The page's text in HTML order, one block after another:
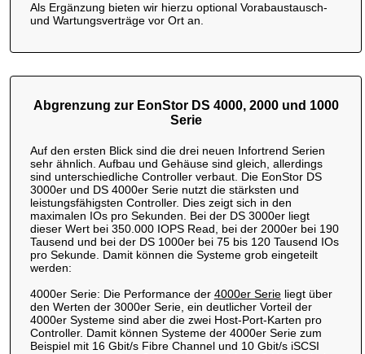
Als Ergänzung bieten wir hierzu optional Vorabaustausch-
und Wartungsverträge vor Ort an.
Abgrenzung zur EonStor DS 4000, 2000 und 1000
Serie
Auf den ersten Blick sind die drei neuen Infortrend Serien
sehr ähnlich. Aufbau und Gehäuse sind gleich, allerdings
sind unterschiedliche Controller verbaut. Die EonStor DS
3000er und DS 4000er Serie nutzt die stärksten und
leistungsfähigsten Controller. Dies zeigt sich in den
maximalen IOs pro Sekunden. Bei der DS 3000er liegt
dieser Wert bei 350.000 IOPS Read, bei der 2000er bei 190
Tausend und bei der DS 1000er bei 75 bis 120 Tausend IOs
pro Sekunde. Damit können die Systeme grob eingeteilt
werden:
4000er Serie: Die Performance der 4000er Serieliegt über
den Werten der 3000er Serie, ein deutlicher Vorteil der
4000er Systeme sind aber die zwei Host-Port-Karten pro
Controller. Damit können Systeme der 4000er Serie zum
Beispiel mit 16 Gbit/s Fibre Channel und 10 Gbit/s iSCSI